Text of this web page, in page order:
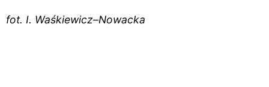
fot. I. Waśkiewicz–Nowacka